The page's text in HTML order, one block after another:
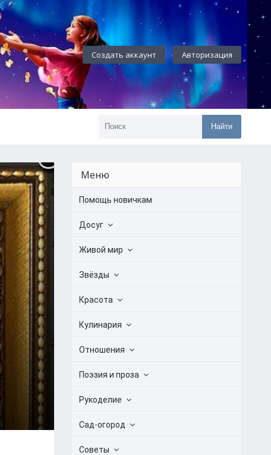
Создать аккаунт Авторизация
Найти
Меню
Помощь новичкам
Досуг
Живой мир
Звёзды
Красота
Кулинария
Отношения
Поэзия и проза
Рукоделие
Сад-огород
Советы